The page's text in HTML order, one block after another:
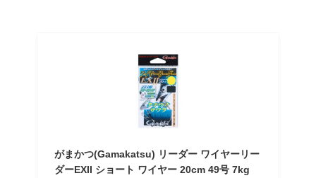
がまかつ(Gamakatsu) リーダー ワイヤーリー
ダーEXII ショート ワイヤー 20cm 49号 7kg